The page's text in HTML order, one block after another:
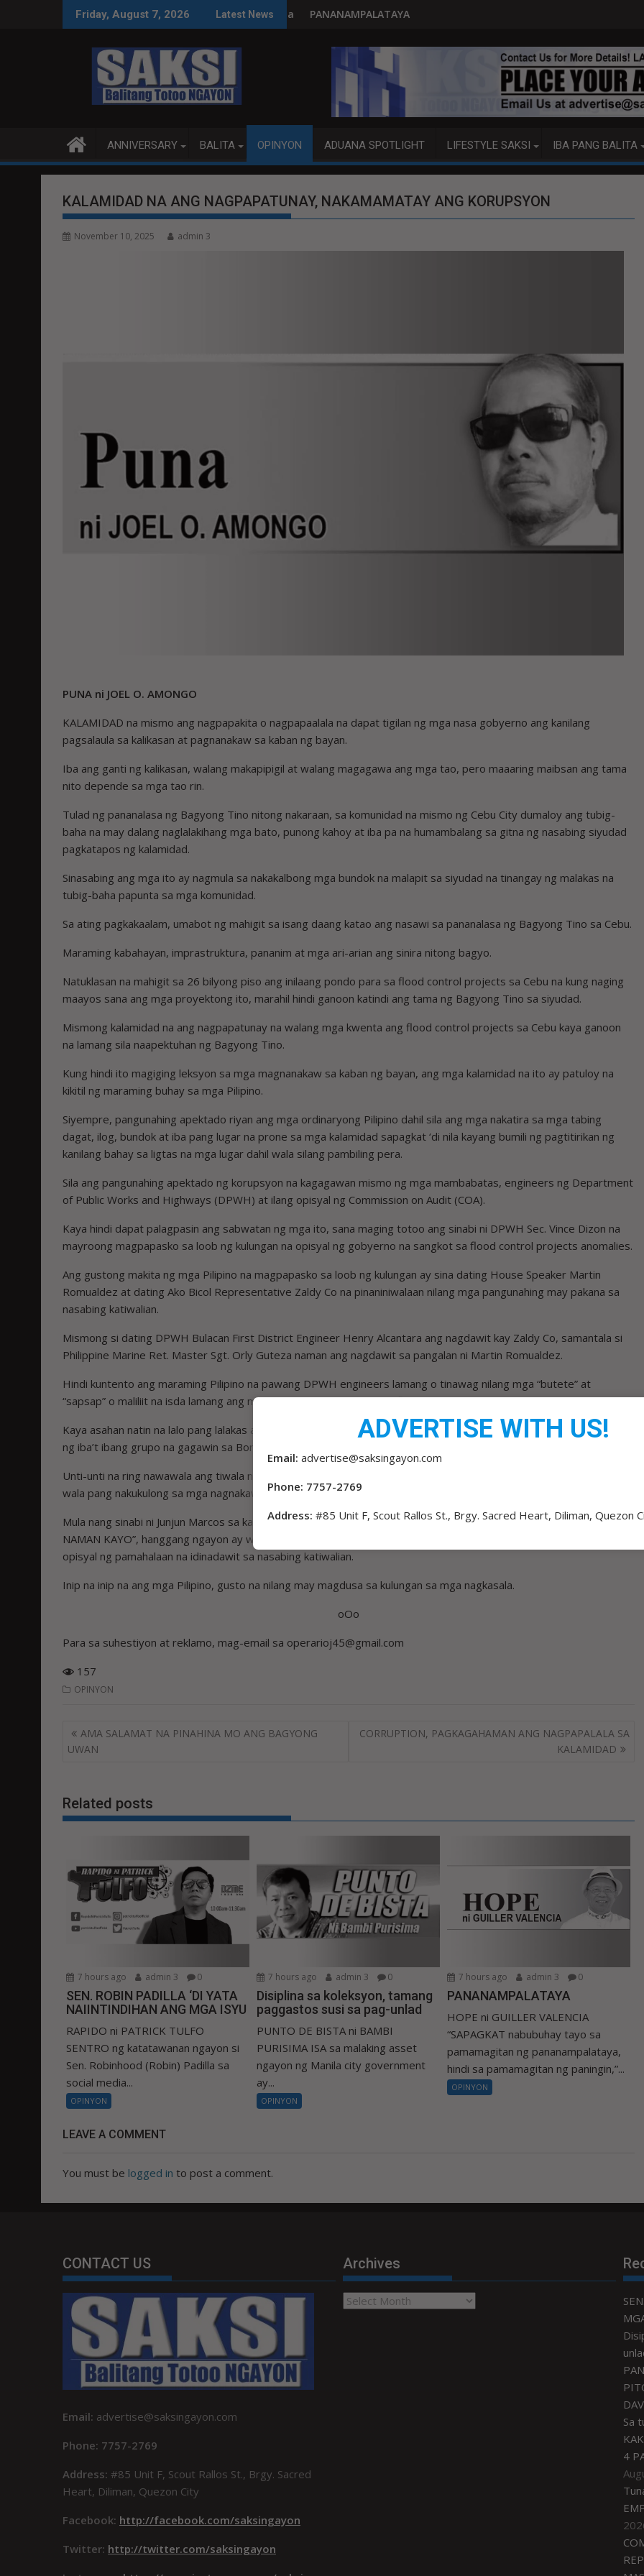
Friday, August 7, 2026 Latest News
tamang paggastos susi sa pag-unladPANANAMPALATAYA
ANNIVERSARY BALITA OPINYON ADUANA SPOTLIGHT LIFESTYLE SAKSI IBA PANG BALITA
KALAMIDAD NA ANG NAGPAPATUNAY, NAKAMAMATAY ANG KORUPSYON
November 10, 2025 admin 3
PUNA ni JOEL O. AMONGO
KALAMIDAD na mismo ang nagpapakita o nagpapaalala na dapat tigilan ng mga nasa gobyerno ang kanilang
pagsalaula sa kalikasan at pagnanakaw sa kaban ng bayan.
Iba ang ganti ng kalikasan, walang makapipigil at walang magagawa ang mga tao, pero maaaring maibsan ang tama
nito depende sa mga tao rin.
Tulad ng pananalasa ng Bagyong Tino nitong nakaraan, sa komunidad na mismo ng Cebu City dumaloy ang tubig-
baha na may dalang naglalakihang mga bato, punong kahoy at iba pa na humambalang sa gitna ng nasabing siyudad
pagkatapos ng kalamidad.
Sinasabing ang mga ito ay nagmula sa nakakalbong mga bundok na malapit sa siyudad na tinangay ng malakas na
tubig-baha papunta sa mga komunidad.
Sa ating pagkakaalam, umabot ng mahigit sa isang daang katao ang nasawi sa pananalasa ng Bagyong Tino sa Cebu.
Maraming kabahayan, imprastruktura, pananim at mga ari-arian ang sinira nitong bagyo.
Natuklasan na mahigit sa 26 bilyong piso ang inilaang pondo para sa flood control projects sa Cebu na kung naging
maayos sana ang mga proyektong ito, marahil hindi ganoon katindi ang tama ng Bagyong Tino sa siyudad.
Mismong kalamidad na ang nagpapatunay na walang mga kwenta ang flood control projects sa Cebu kaya ganoon
na lamang sila naapektuhan ng Bagyong Tino.
Kung hindi ito magiging leksyon sa mga magnanakaw sa kaban ng bayan, ang mga kalamidad na ito ay patuloy na
kikitil ng maraming buhay sa mga Pilipino.
Siyempre, pangunahing apektado riyan ang mga ordinaryong Pilipino dahil sila ang mga nakatira sa mga tabing
dagat, ilog, bundok at iba pang lugar na prone sa mga kalamidad sapagkat ‘di nila kayang bumili ng pagtitirikan ng
kanilang bahay sa ligtas na mga lugar dahil wala silang pambiling pera.
Sila ang pangunahing apektado ng korupsyon na kagagawan mismo ng mga mambabatas, engineers ng Department
of Public Works and Highways (DPWH) at ilang opisyal ng Commission on Audit (COA).
Kaya hindi dapat palagpasin ang sabwatan ng mga ito, sana maging totoo ang sinabi ni DPWH Sec. Vince Dizon na
mayroong magpapasko sa loob ng kulungan na opisyal ng gobyerno na sangkot sa flood control projects anomalies.
Ang gustong makita ng mga Pilipino na magpapasko sa loob ng kulungan ay sina dating House Speaker Martin
Romualdez at dating Ako Bicol Representative Zaldy Co na pinaniniwalaan nilang mga pangunahing may pakana sa
nasabing katiwalian.
Mismong si dating DPWH Bulacan First District Engineer Henry Alcantara ang nagdawit kay Zaldy Co, samantala si
Philippine Marine Ret. Master Sgt. Orly Guteza naman ang nagdawit sa pangalan ni Martin Romualdez.
Hindi kuntento ang maraming Pilipino na pawang DPWH engineers lamang o tinawag nilang mga “butete” at
“sapsap” o maliliit na isda lamang ang mananagot sa maanomalyang flood control projects.
Kaya asahan natin na lalo pang lalakas ang planong mga protesta na mauuna ang Iglesia Ni Cristo (INC) at susundan
ng iba’t ibang grupo na gagawin sa Bonifacio Day sa November 30, 2025.
Unti-unti na ring nawawala ang tiwala ng mga Pilipino sa kasalukuyang administrasyon dahil sa mabagal na aksyon o
wala pang nakukulong sa mga nagnakaw ng bilyun-bilyong pisong pondo ng mga proyekto ng DPWH.
Mula nang sinabi ni Junjun Marcos sa kanyang State of the Nation Address (SONA) noong July 28, 2025 na “MAHIYA
NAMAN KAYO”, hanggang ngayon ay wala pang nasasampahan ng kasong mga mambabatas at ilang matataas na
opisyal ng pamahalaan na idinadawit sa nasabing katiwalian.
Inip na inip na ang mga Pilipino, gusto na nilang may magdusa sa kulungan sa mga nagkasala.
oOo
Para sa suhestiyon at reklamo, mag-email sa operarioj45@gmail.com
157
OPINYON
Post
navigation
AMA SALAMAT NA PINAHINA MO ANG BAGYONG
UWAN
CORRUPTION, PAGKAGAHAMAN ANG NAGPAPALALA SA
KALAMIDAD
Related posts
7 hours ago admin 3 0
SEN. ROBIN PADILLA ‘DI YATA
NAIINTINDIHAN ANG MGA ISYU
RAPIDO ni PATRICK TULFO
SENTRO ng katatawanan ngayon si
Sen. Robinhood (Robin) Padilla sa
social media...
OPINYON
7 hours ago admin 3 0
Disiplina sa koleksyon, tamang
paggastos susi sa pag-unlad
PUNTO DE BISTA ni BAMBI
PURISIMA ISA sa malaking asset
ngayon ng Manila city government
ay...
OPINYON
7 hours ago admin 3 0
PANANAMPALATAYA
HOPE ni GUILLER VALENCIA
“SAPAGKAT nabubuhay tayo sa
pamamagitan ng pananampalataya,
hindi sa pamamagitan ng paningin,”...
OPINYON
LEAVE A COMMENT
You must be logged in to post a comment.
CONTACT US
Email: advertise@saksingayon.com
Phone: 7757-2769
Address: #85 Unit F, Scout Rallos St., Brgy. Sacred
Heart, Diliman, Quezon City
Facebook: http://facebook.com/saksingayon
Twitter: http://twitter.com/saksingayon
Archives
Archives
Sa
4
ADVERTISE WITH US!
Email: advertise@saksingayon.com
Phone: 7757-2769
Address: #85 Unit F, Scout Rallos St., Brgy. Sacred Heart, Diliman, Quezon